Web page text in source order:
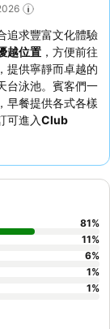
追求豐富文化體驗
越位置 ，方便前往
提供寧靜而卓越的
台泳池。賓客們一
，早餐提供各式各樣
可進入Club
81%
11%
6%
1%
1%